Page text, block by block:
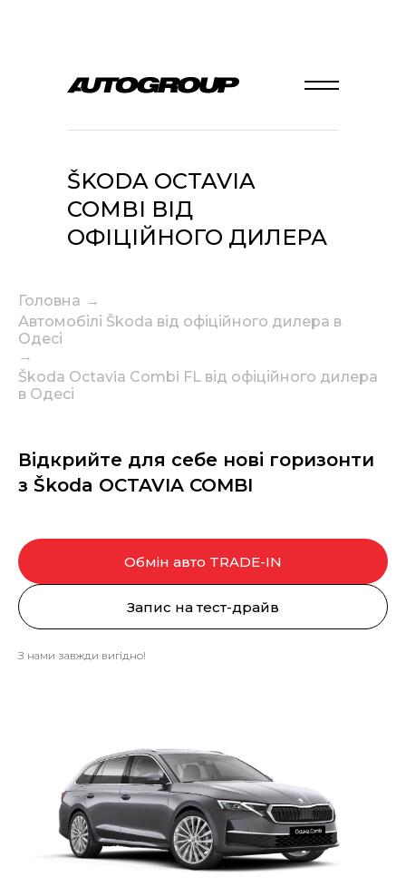
ŠKODA OCTAVIA
COMBI ВІД
ОФІЦІЙНОГО ДИЛЕРА
Головна →
Автомобілі Škoda від офіційного дилера в
Одесі
→
Škoda Octavia Combi FL від офіційного дилера
в Одесі
Відкрийте для себе нові горизонти
з Škoda OCTAVIA COMBI
Обмін авто TRADE-IN
Запис на тест-драйв
З нами завжди вигідно!